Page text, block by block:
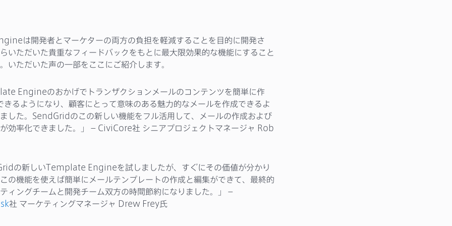
は開発者とマーケターの両方の負担を軽減することを目的に開発さ
いただいた貴重なフィードバックをもとに最大限効果的な機能にすること
いただいた声の一部をここにご紹介します。
Engineのおかげでトランザクションメールのコンテンツを簡単に作
るようになり、顧客にとって意味のある魅力的なメールを作成できるよ
した。SendGridのこの新しい機能をフル活用して、メールの作成および
効率化できました。」 – CiviCore社 シニアプロジェクトマネージャ Rob
の新しいTemplate Engineを試しましたが、すぐにその価値が分かり
の機能を使えば簡単にメールテンプレートの作成と編集ができて、最終的
ィングチームと開発チーム双方の時間節約になりました。」 –
社 マーケティングマネージャ Drew Frey氏